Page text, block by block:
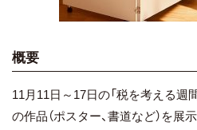
概要
11月11日～17日の「税を考える週
の作品（ポスター、書道など）を展